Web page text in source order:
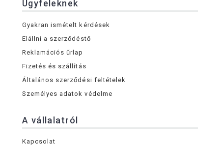
Ügyfeleknek
Gyakran ismételt kérdések
Elállni a szerződéstő
Reklamációs űrlap
Fizetés és szállítás
Általános szerződési feltételek
Személyes adatok védelme
A vállalatról
Kapcsolat